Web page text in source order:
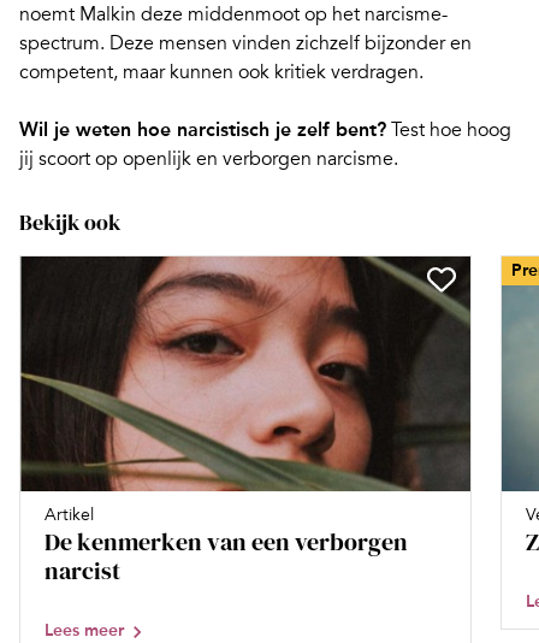
noemt Malkin deze middenmoot op het narcisme-
spectrum. Deze mensen vinden zichzelf bijzonder en
competent, maar kunnen ook kritiek verdragen.
Wil je weten hoe narcistisch je zelf bent? Test hoe hoog
jij scoort op openlijk en verborgen narcisme.
Bekijk ook
Artikel
De kenmerken van een verborgen
narcist
Lees meer